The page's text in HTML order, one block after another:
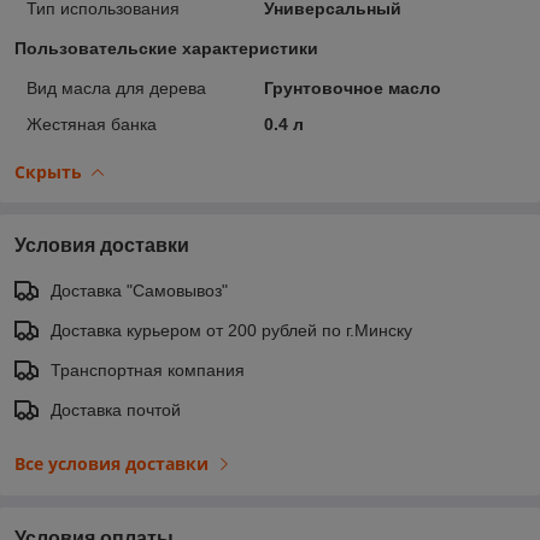
Тип использования Универсальный
Пользовательские характеристики
Вид масла для дерева
Грунтовочное масло
Жестяная банка
0.4 л
Скрыть
Условия доставки
Доставка "Самовывоз"
Доставка курьером от 200 рублей по г.Минску
Транспортная компания
Доставка почтой
Все условия доставки